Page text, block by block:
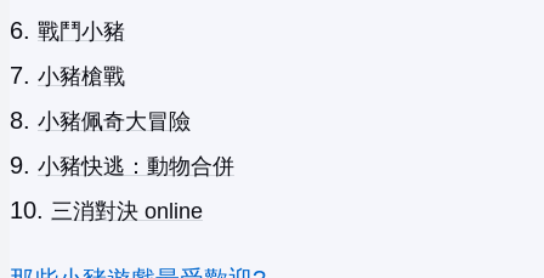
戰鬥小豬
小豬槍戰
小豬佩奇大冒險
小豬快逃：動物合併
三消對決 online